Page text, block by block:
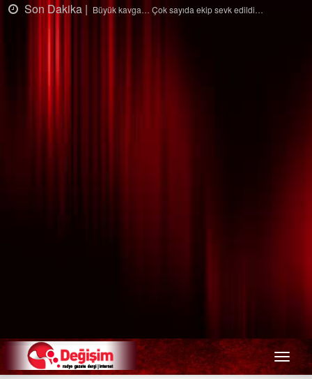
edildi… Son Dakika |Ağaçtan düştü…
Menü